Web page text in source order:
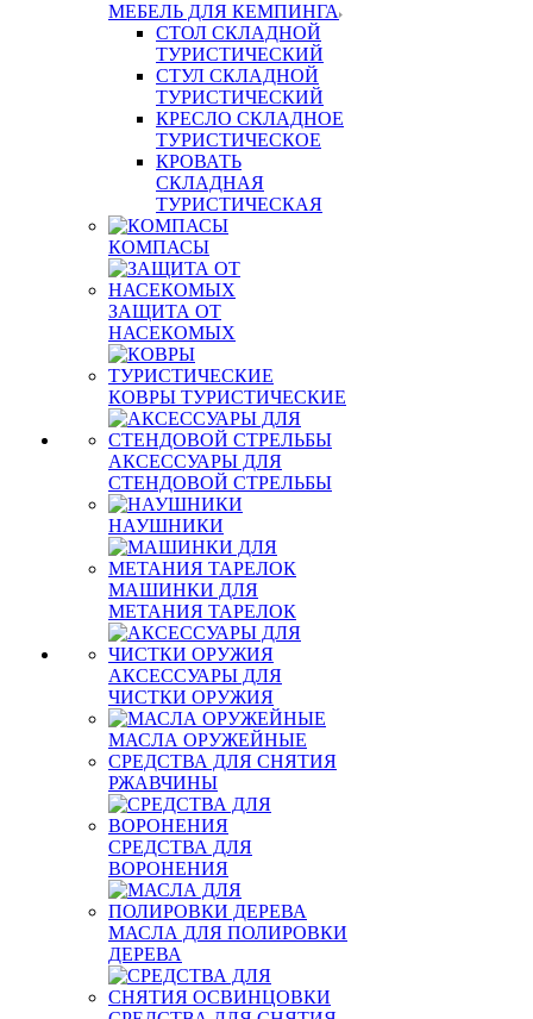
МЕБЕЛЬ ДЛЯ КЕМПИНГА
СТОЛ СКЛАДНОЙ
ТУРИСТИЧЕСКИЙ
СТУЛ СКЛАДНОЙ
ТУРИСТИЧЕСКИЙ
КРЕСЛО СКЛАДНОЕ
ТУРИСТИЧЕСКОЕ
КРОВАТЬ
СКЛАДНАЯ
ТУРИСТИЧЕСКАЯ
КОМПАСЫ
ЗАЩИТА ОТ
НАСЕКОМЫХ
КОВРЫ ТУРИСТИЧЕСКИЕ
АКСЕССУАРЫ ДЛЯ
СТЕНДОВОЙ СТРЕЛЬБЫ
НАУШНИКИ
МАШИНКИ ДЛЯ
МЕТАНИЯ ТАРЕЛОК
АКСЕССУАРЫ ДЛЯ
ЧИСТКИ ОРУЖИЯ
МАСЛА ОРУЖЕЙНЫЕ
СРЕДСТВА ДЛЯ СНЯТИЯ
РЖАВЧИНЫ
СРЕДСТВА ДЛЯ
ВОРОНЕНИЯ
МАСЛА ДЛЯ ПОЛИРОВКИ
ДЕРЕВА